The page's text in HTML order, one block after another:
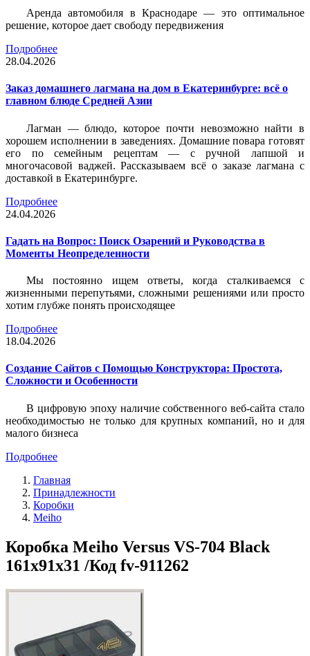
Аренда автомобиля в Краснодаре — это оптимальное
решение, которое дает свободу передвижения
Подробнее
28.04.2026
Заказ домашнего лагмана на дом в Екатеринбурге: всё о
главном блюде Средней Азии
Лагман — блюдо, которое почти невозможно найти в
хорошем исполнении в заведениях. Домашние повара готовят
его по семейным рецептам — с ручной лапшой и
многочасовой ваджей. Рассказываем всё о заказе лагмана с
доставкой в Екатеринбурге.
Подробнее
24.04.2026
Гадать на Вопрос: Поиск Озарений и Руководства в
Моменты Неопределенности
Мы постоянно ищем ответы, когда сталкиваемся с
жизненными перепутьями, сложными решениями или просто
хотим глубже понять происходящее
Подробнее
18.04.2026
Создание Сайтов с Помощью Конструктора: Простота,
Сложности и Особенности
В цифровую эпоху наличие собственного веб-сайта стало
необходимостью не только для крупных компаний, но и для
малого бизнеса
Подробнее
Главная
Принадлежности
Коробки
Meiho
Коробка Meiho Versus VS-704 Black
161x91x31 /Код fv-911262